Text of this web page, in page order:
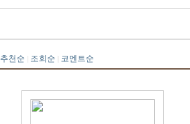
추천순 조회순 코멘트순